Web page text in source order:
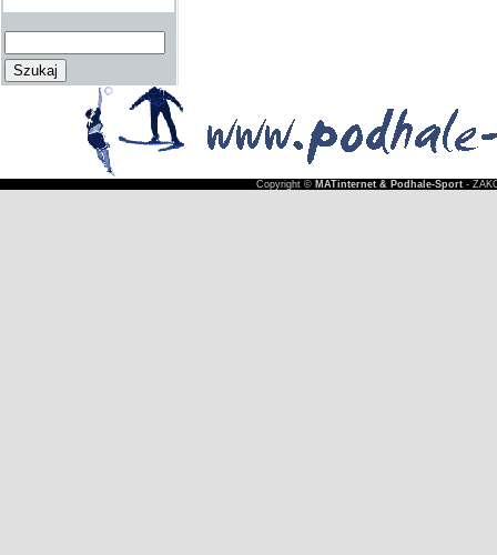
Copyright © MATinternet & Podhale-Sport-